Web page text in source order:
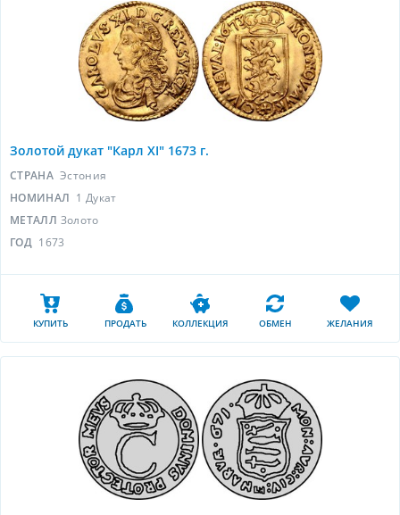
Золотой дукат "Карл XI" 1673 г.
СТРАНА Эстония
НОМИНАЛ 1 Дукат
МЕТАЛЛ Золото
ГОД 1673
КУПИТЬ ПРОДАТЬ КОЛЛЕКЦИЯ ОБМЕН ЖЕЛАНИЯ